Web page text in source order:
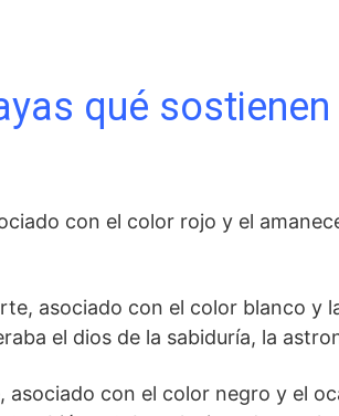
qué
con el color rojo y el
asociado con el color blanco y
el dios de la sabiduría, la
asociado con el color negro y el